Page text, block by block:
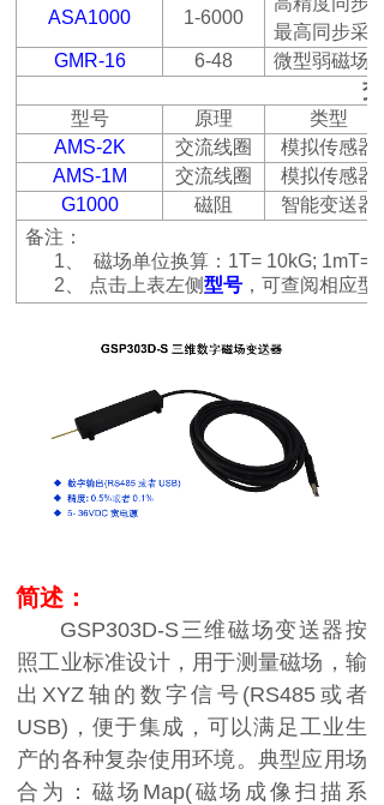
ASA1000 1-6000
最高同步采
GMR-16
6-48 微型弱磁场
型号 原理
类型
AMS-2K
交流线圈
模拟传感器
AMS-1M
交流线圈
模拟传感器
G1000
磁阻
智能变送器
备注：
1、
磁场单位换算： 1T= 10kG; 1mT=
2、
点击上表左侧型号 ，可查阅相应型
简述：
GSP303D-S三维磁场变送器按
照工业标准设计，用于测量磁场，输
出XYZ 轴的数字信号 (RS485 或者
USB) ，便于集成，可以满足工业生
产的各种复杂使用环境。典型应用场
合为：磁场 Map(磁场成像扫描系